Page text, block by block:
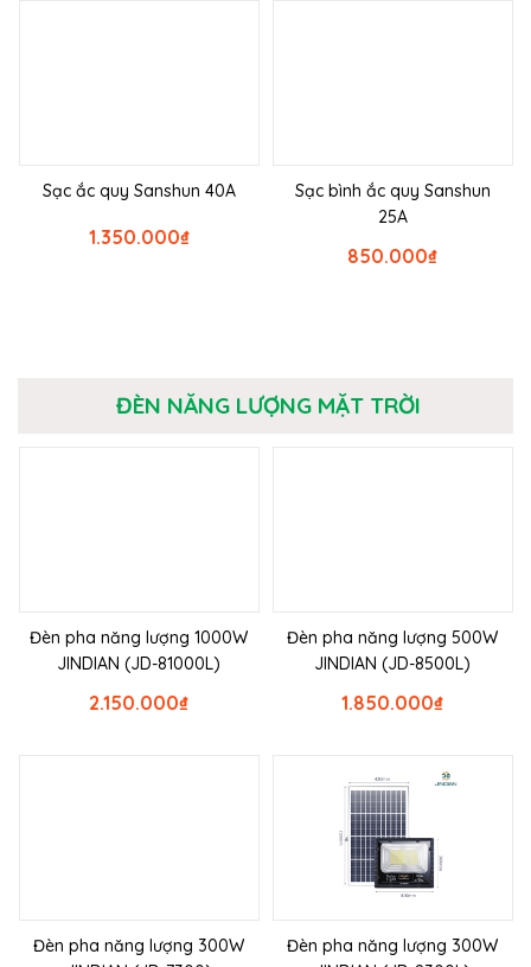
Sạc ắc quy Sanshun 40A
₫
1.350.000
Sạc bình ắc quy Sanshun
25A
₫
850.000
ĐÈN NĂNG LƯỢNG MẶT TRỜI
Đèn pha năng lượng 1000W
JINDIAN (JD-81000L)
₫
2.150.000
Đèn pha năng lượng 500W
JINDIAN (JD-8500L)
₫
1.850.000
Đèn pha năng lượng 300W
Đèn pha năng lượng 300W